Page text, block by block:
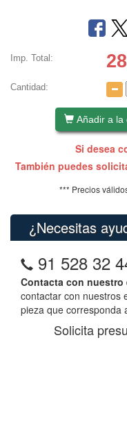
Imp. Total:
Cantidad:
Añadir a la
Si desea
También puedes
*** Precios
¿Necesitas
91 528 32
Contacta con
contactar con nuestros
pieza que corresponda
Solicita